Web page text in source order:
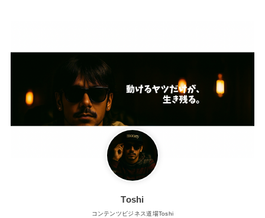
Toshi
コンテンツビジネス道場Toshi